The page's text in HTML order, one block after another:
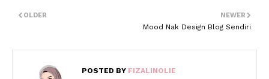
NEWER
Mood Nak Design Blog Sendiri
OLDER
POSTED BY FIZALINOLIE